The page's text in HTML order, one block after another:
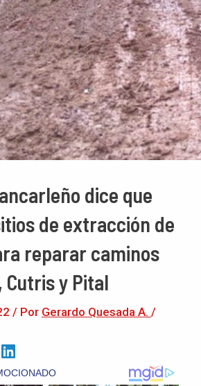
dice que
de extracción de
reparar caminos
Cutris y Pital
/ Por Gerardo Quesada A. /